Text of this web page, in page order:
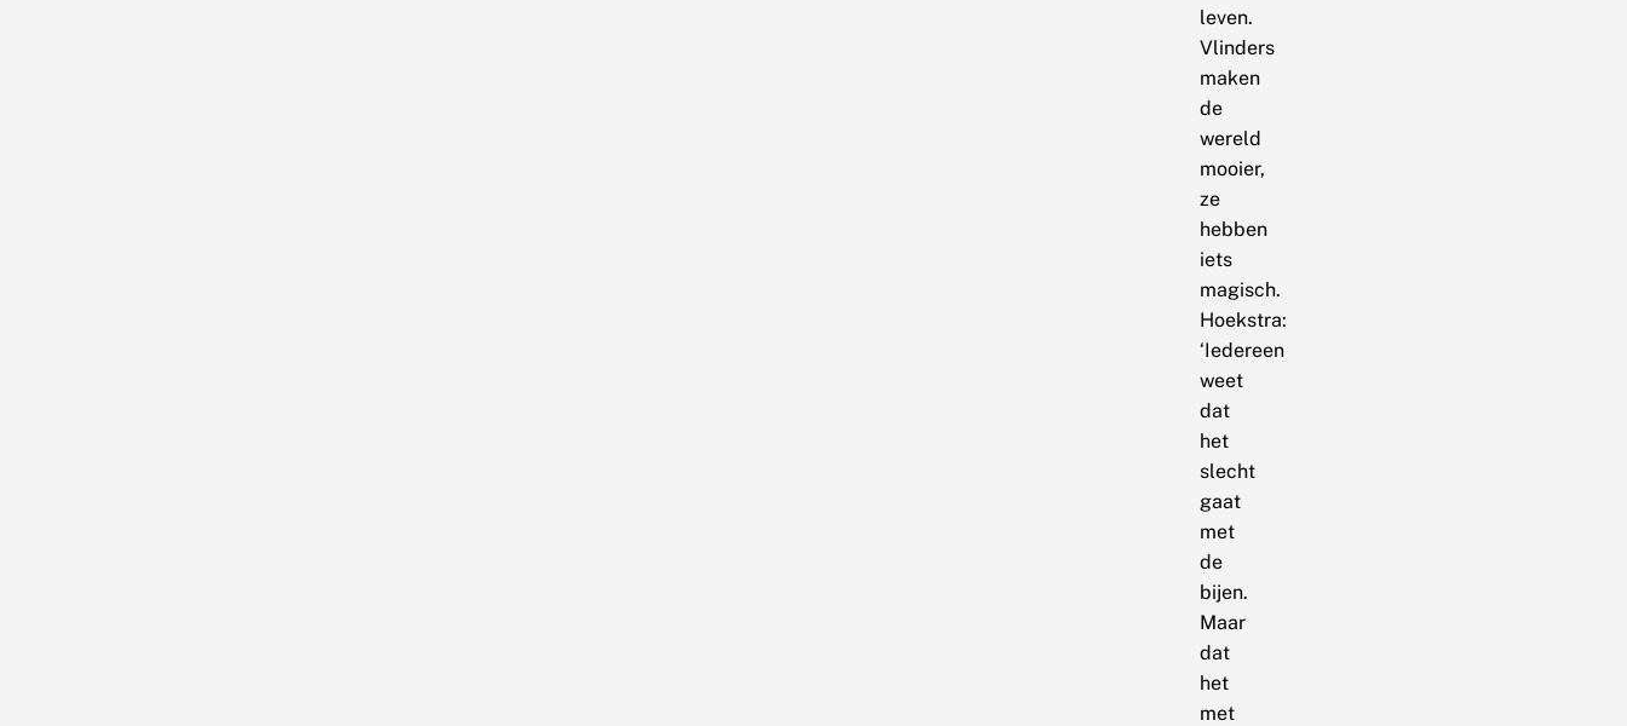
leven.
Vlinders
maken
de
wereld
mooier,
ze
hebben
iets
magisch.
Hoekstra:
‘Iedereen
weet
dat
het
slecht
gaat
met
de
bijen.
Maar
dat
het
met